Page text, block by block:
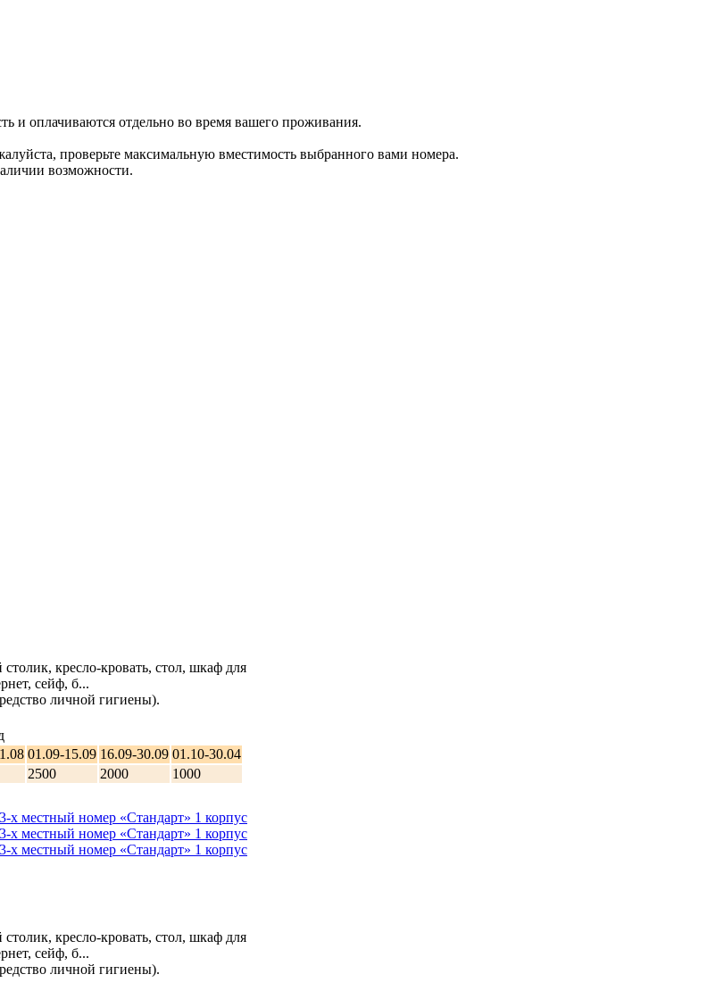
и оплачиваются отдельно во время вашего проживания.
проверьте максимальную вместимость выбранного вами номера.
возможности.
кресло-кровать, стол, шкаф для
сейф, б...
личной гигиены).
01.09-15.09 16.09-30.09 01.10-30.04
2500 2000
1000
кресло-кровать, стол, шкаф для
сейф, б...
личной гигиены).